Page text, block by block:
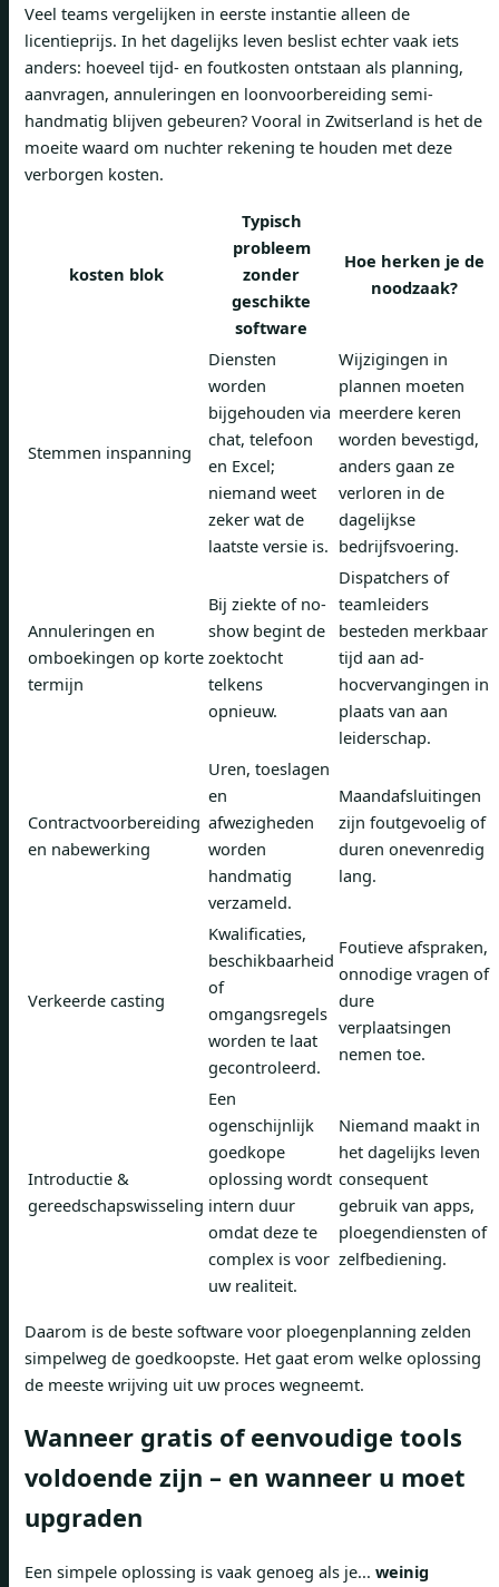
Veel teams vergelijken in eerste instantie alleen de
licentieprijs. In het dagelijks leven beslist echter vaak iets
anders: hoeveel tijd- en foutkosten ontstaan ​​als planning,
aanvragen, annuleringen en loonvoorbereiding semi-
handmatig blijven gebeuren? Vooral in Zwitserland is het de
moeite waard om nuchter rekening te houden met deze
verborgen kosten.
kosten blok
Typisch
probleem
zonder
geschikte
software
Hoe herken je de
noodzaak?
Stemmen inspanning
Diensten
worden
bijgehouden via
chat, telefoon
en Excel;
niemand weet
zeker wat de
laatste versie is.
Wijzigingen in
plannen moeten
meerdere keren
worden bevestigd,
anders gaan ze
verloren in de
dagelijkse
bedrijfsvoering.
Annuleringen en
omboekingen op korte
termijn
Bij ziekte of no-
show begint de
zoektocht
telkens
opnieuw.
Dispatchers of
teamleiders
besteden merkbaar
tijd aan ad-
hocvervangingen in
plaats van aan
leiderschap.
Contractvoorbereiding
en nabewerking
Uren, toeslagen
en
afwezigheden
worden
handmatig
verzameld.
Maandafsluitingen
zijn foutgevoelig of
duren onevenredig
lang.
Verkeerde casting
Kwalificaties,
beschikbaarheid
of
omgangsregels
worden te laat
gecontroleerd.
Foutieve afspraken,
onnodige vragen of
dure
verplaatsingen
nemen toe.
Introductie &
gereedschapswisseling
Een
ogenschijnlijk
goedkope
oplossing wordt
intern duur
omdat deze te
complex is voor
uw realiteit.
Niemand maakt in
het dagelijks leven
consequent
gebruik van apps,
ploegendiensten of
zelfbediening.
Daarom is de beste software voor ploegenplanning zelden
simpelweg de goedkoopste. Het gaat erom welke oplossing
de meeste wrijving uit uw proces wegneemt.
Wanneer gratis of eenvoudige tools
voldoende zijn – en wanneer u moet
upgraden
Een simpele oplossing is vaak genoeg als je... weinig